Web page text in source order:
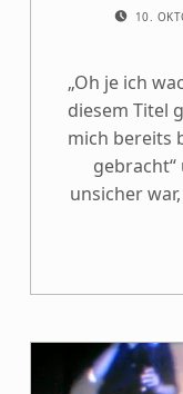
10.
„Oh je ich
diesem Titel
mich bereits
unsicher